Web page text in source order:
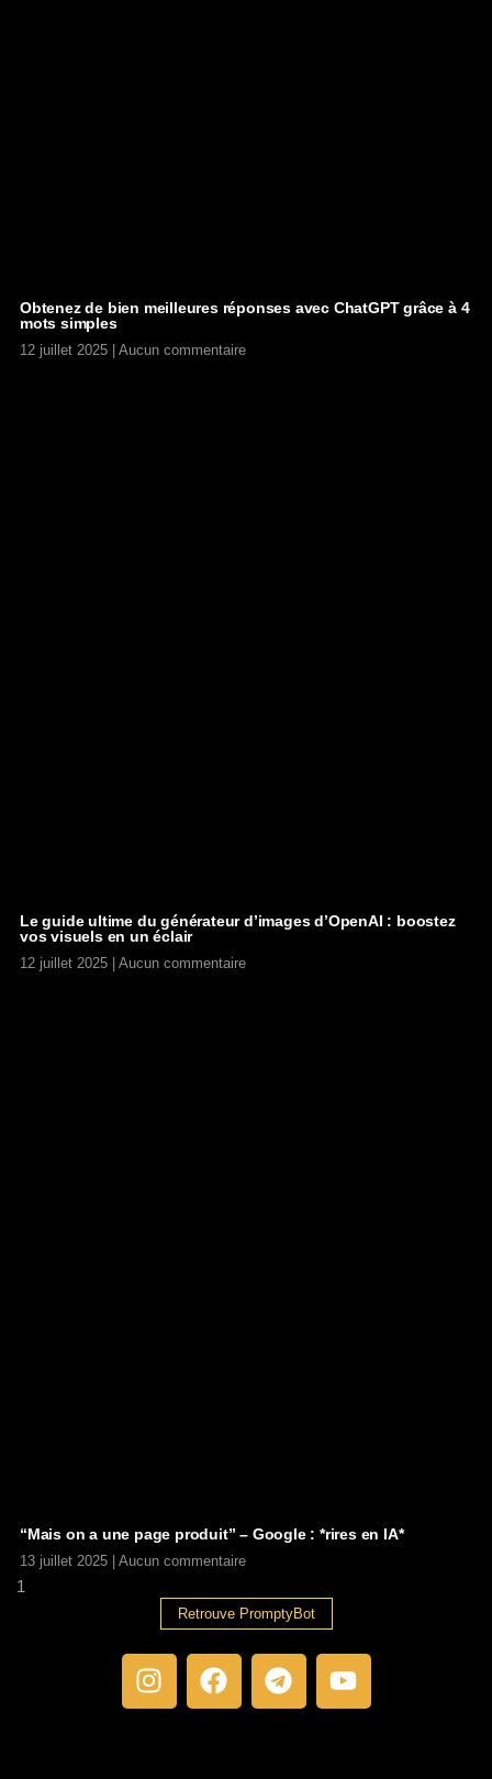
Obtenez de bien meilleures réponses avec ChatGPT grâce à 4
mots simples
12 juillet 2025 Aucun commentaire
Le guide ultime du générateur d’images d’OpenAI : boostez
vos visuels en un éclair
12 juillet 2025 Aucun commentaire
“Mais on a une page produit” – Google : *rires en IA*
13 juillet 2025 Aucun commentaire
Retrouve PromptyBot